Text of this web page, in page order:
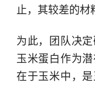
止，其较差的材
为此，团队决
玉米蛋白作为
在于玉米中，